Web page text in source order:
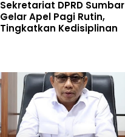
Sekretariat DPRD Sumbar
Gelar Apel Pagi Rutin,
Tingkatkan Kedisiplinan